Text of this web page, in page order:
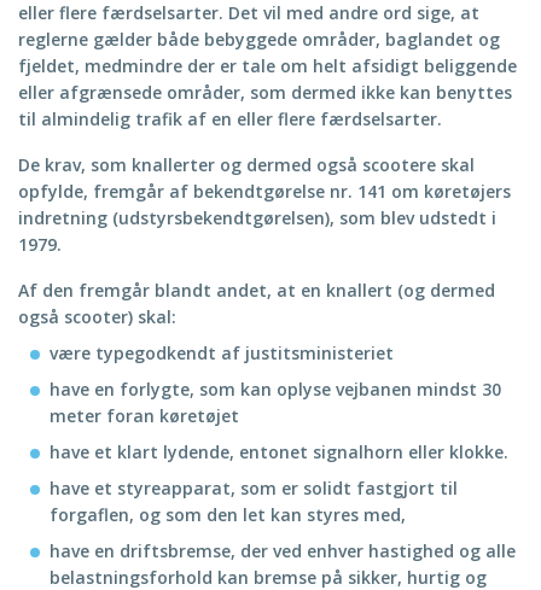
eller flere færdselsarter. Det vil med andre ord sige, at
reglerne gælder både bebyggede områder, baglandet og
fjeldet, medmindre der er tale om helt afsidigt beliggende
eller afgrænsede områder, som dermed ikke kan benyttes
til almindelig trafik af en eller flere færdselsarter.
De krav, som knallerter og dermed også scootere skal
opfylde, fremgår af bekendtgørelse nr. 141 om køretøjers
indretning (udstyrsbekendtgørelsen), som blev udstedt i
1979.
Af den fremgår blandt andet, at en knallert (og dermed
også scooter) skal:
være typegodkendt af justitsministeriet
have en forlygte, som kan oplyse vejbanen mindst 30
meter foran køretøjet
have et klart lydende, entonet signalhorn eller klokke.
have et styreapparat, som er solidt fastgjort til
forgaflen, og som den let kan styres med,
have en driftsbremse, der ved enhver hastighed og alle
belastningsforhold kan bremse på sikker, hurtig og